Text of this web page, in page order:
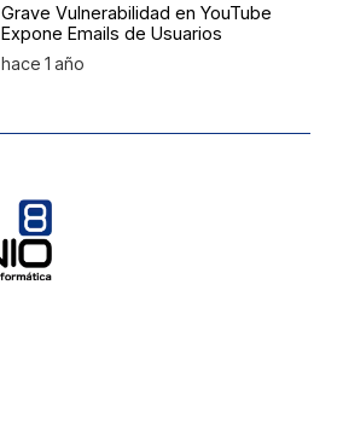
Grave Vulnerabilidad en YouTube
Expone Emails de Usuarios
hace 1 año